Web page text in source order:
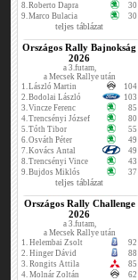
8.Roberto Dapra
30
9.Marco Bulacia 30
teljes táblázat
Országos Rally Bajnokság
2026
a 3.futam,
a Mecsek Rallye után
1.László Martin
104
2.Bodolai László
103
3.Vincze Ferenc
85
4.Trencsényi József
80
5.Tóth Tibor
55
6.Osváth Péter
49
7.Kovács Antal
49
8.Trencsényi Vince
43
9.Bujdos Miklós 37
teljes táblázat
Országos Rally Challenge
2026
a 3.futam,
a Mecsek Rallye után
1. Helembai Zsolt
92
2. Hinger Dávid
88
3. Rongits Attila
85
4. Molnár Zoltán
62